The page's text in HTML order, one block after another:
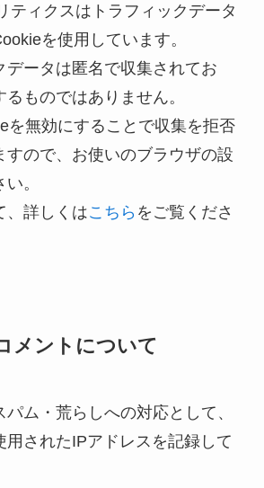
ティクスはトラフィックデータ
を使用しています。
データは匿名で収集されてお
ものではありません。
を無効にすることで収集を拒否
すので、お使いのブラウザの設
。
、詳しくはこちら をご覧くださ
メントについて
ム・荒らしへの対応として、
用されたIPアドレスを記録して